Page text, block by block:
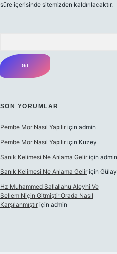
süre içerisinde sitemizden kaldırılacaktır.
SON YORUMLAR
Pembe Mor Nasıl Yapılıriçin admin
Pembe Mor Nasıl Yapılıriçin Kuzey
Sanık Kelimesi Ne Anlama Geliriçin admin
Sanık Kelimesi Ne Anlama Geliriçin Gülay
Hz Muhammed Sallallahu Aleyhi Ve
Sellem Niçin Gitmiştir Orada Nasıl
Karşılanmıştıriçin admin